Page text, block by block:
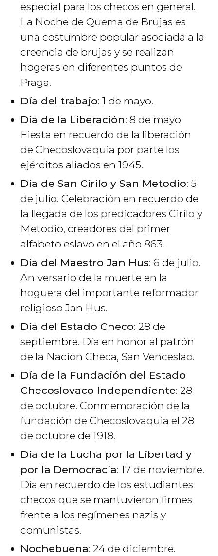
especial para los checos en general.
La Noche de Quema de Brujas es
una costumbre popular asociada a la
creencia de brujas y se realizan
hogeras en diferentes puntos de
Praga.
Día del trabajo: 1 de mayo.
Día de la Liberación: 8 de mayo.
Fiesta en recuerdo de la liberación
de Checoslovaquia por parte los
ejércitos aliados en 1945.
Día de San Cirilo y San Metodio: 5
de julio. Celebración en recuerdo de
la llegada de los predicadores Cirilo y
Metodio, creadores del primer
alfabeto eslavo en el año 863.
Día del Maestro Jan Hus: 6 de julio.
Aniversario de la muerte en la
hoguera del importante reformador
religioso Jan Hus.
Día del Estado Checo: 28 de
septiembre. Día en honor al patrón
de la Nación Checa, San Venceslao.
Día de la Fundación del Estado
Checoslovaco Independiente: 28
de octubre. Conmemoración de la
fundación de Checoslovaquia el 28
de octubre de 1918.
Día de la Lucha por la Libertad y
por la Democracia: 17 de noviembre.
Día en recuerdo de los estudiantes
checos que se mantuvieron firmes
frente a los regímenes nazis y
comunistas.
Nochebuena: 24 de diciembre.